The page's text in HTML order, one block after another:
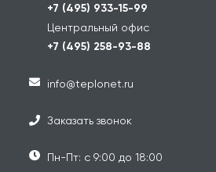
+7 (495) 933-15-99
Центральный офис
+7 (495) 258-93-88
info@teplonet.ru
Заказать звонок
Пн-Пт: с 9:00 до 18:00